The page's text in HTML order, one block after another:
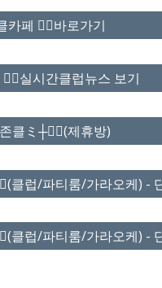
카페 ❤️‍🔥바로가기
실시간클럽뉴스 보기
클ミ┼❤️‍🔥(제휴방)
클럽/파티룸/가라오케) -
클럽/파티룸/가라오케) -